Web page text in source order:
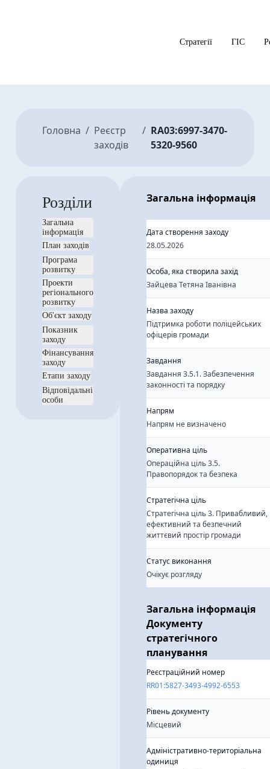
Стратегії ГІС
Головна / Реєстр
заходів
/ RA03:6997-3470-
5320-9560
Розділи
Загальна
інформація
План заходів
Програма
розвитку
Проекти
регіонального
розвитку
Об'єкт заходу
Показник
заходу
Фінансування
заходу
Етапи заходу
Відповідальні
особи
Загальна інформація
Дата створення заходу
28.05.2026
Особа, яка створила захід
Зайцева Тетяна Іванівна
Назва заходу
Підтримка роботи поліцейських
офіцерів громади
Завдання
Завдання 3.5.1. Забезпечення
законності та порядку
Напрям
Напрям не визначено
Оперативна ціль
Операційна ціль 3.5.
Правопорядок та безпека
Стратегічна ціль
Стратегічна ціль 3. Привабливий,
ефективний та безпечний
життєвий простір громади
Cтатус виконання
Очікує розгляду
Загальна інформація
Документу
стратегічного
планування
Реєстраційний номер
RR01:5827-3493-4992-6553
Рівень документу
Місцевий
Адміністративно-територіальна
одиниця